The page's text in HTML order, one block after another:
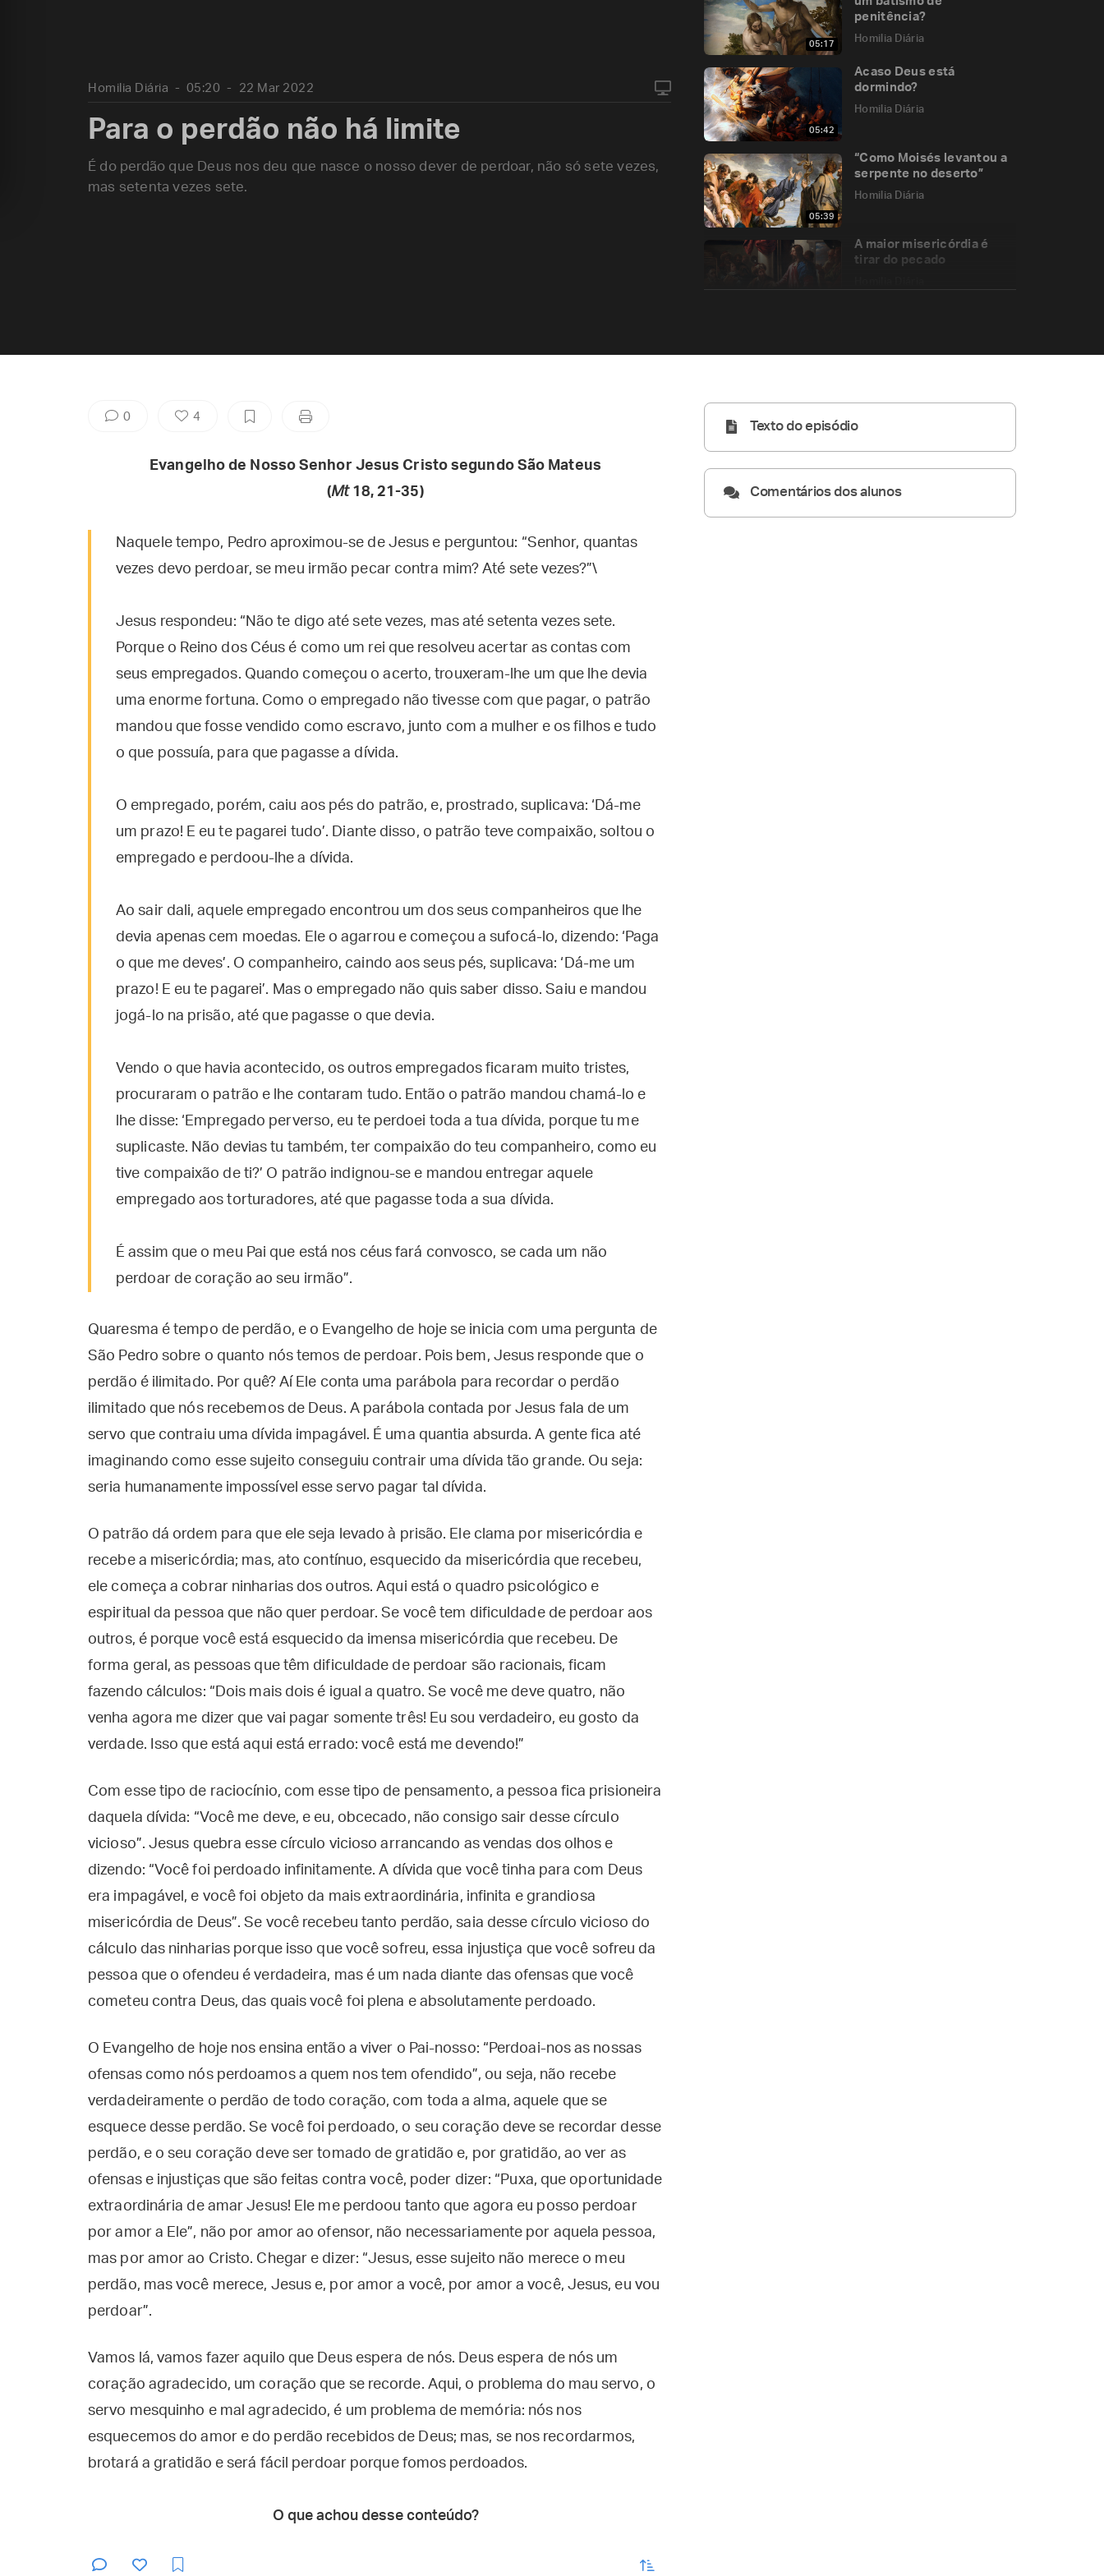
05:17
penitência?
Homilia Diária
05:42
Acaso Deus está
dormindo?
Homilia Diária
05:39
“Como Moisés levantou a
serpente no deserto”
Homilia Diária
A maior misericórdia é
tirar do pecado
Homilia Diária 05:20 22 Mar 2022
Para o perdão não há limite
É do perdão que Deus nos deu que nasce o nosso dever de perdoar, não só sete vezes,
mas setenta vezes sete.
0 4
Evangelho de Nosso Senhor Jesus Cristo segundo São Mateus
(Mt18, 21-35)
Naquele tempo, Pedro aproximou-se de Jesus e perguntou: “Senhor, quantas
vezes devo perdoar, se meu irmão pecar contra mim? Até sete vezes?”\
Jesus respondeu: “Não te digo até sete vezes, mas até setenta vezes sete.
Porque o Reino dos Céus é como um rei que resolveu acertar as contas com
seus empregados. Quando começou o acerto, trouxeram-lhe um que lhe devia
uma enorme fortuna. Como o empregado não tivesse com que pagar, o patrão
mandou que fosse vendido como escravo, junto com a mulher e os filhos e tudo
o que possuía, para que pagasse a dívida.
O empregado, porém, caiu aos pés do patrão, e, prostrado, suplicava: ‘Dá-me
um prazo! E eu te pagarei tudo’. Diante disso, o patrão teve compaixão, soltou o
empregado e perdoou-lhe a dívida.
Ao sair dali, aquele empregado encontrou um dos seus companheiros que lhe
devia apenas cem moedas. Ele o agarrou e começou a sufocá-lo, dizendo: ‘Paga
o que me deves’. O companheiro, caindo aos seus pés, suplicava: ‘Dá-me um
prazo! E eu te pagarei’. Mas o empregado não quis saber disso. Saiu e mandou
jogá-lo na prisão, até que pagasse o que devia.
Vendo o que havia acontecido, os outros empregados ficaram muito tristes,
procuraram o patrão e lhe contaram tudo. Então o patrão mandou chamá-lo e
lhe disse: ‘Empregado perverso, eu te perdoei toda a tua dívida, porque tu me
suplicaste. Não devias tu também, ter compaixão do teu companheiro, como eu
tive compaixão de ti?’ O patrão indignou-se e mandou entregar aquele
empregado aos torturadores, até que pagasse toda a sua dívida.
É assim que o meu Pai que está nos céus fará convosco, se cada um não
perdoar de coração ao seu irmão”.
Quaresma é tempo de perdão, e o Evangelho de hoje se inicia com uma pergunta de
São Pedro sobre o quanto nós temos de perdoar. Pois bem, Jesus responde que o
perdão é ilimitado. Por quê? Aí Ele conta uma parábola para recordar o perdão
ilimitado que nós recebemos de Deus. A parábola contada por Jesus fala de um
servo que contraiu uma dívida impagável. É uma quantia absurda. A gente fica até
imaginando como esse sujeito conseguiu contrair uma dívida tão grande. Ou seja:
seria humanamente impossível esse servo pagar tal dívida.
O patrão dá ordem para que ele seja levado à prisão. Ele clama por misericórdia e
recebe a misericórdia; mas, ato contínuo, esquecido da misericórdia que recebeu,
ele começa a cobrar ninharias dos outros. Aqui está o quadro psicológico e
espiritual da pessoa que não quer perdoar. Se você tem dificuldade de perdoar aos
outros, é porque você está esquecido da imensa misericórdia que recebeu. De
forma geral, as pessoas que têm dificuldade de perdoar são racionais, ficam
fazendo cálculos: “Dois mais dois é igual a quatro. Se você me deve quatro, não
venha agora me dizer que vai pagar somente três! Eu sou verdadeiro, eu gosto da
verdade. Isso que está aqui está errado: você está me devendo!”
Com esse tipo de raciocínio, com esse tipo de pensamento, a pessoa fica prisioneira
daquela dívida: “Você me deve, e eu, obcecado, não consigo sair desse círculo
vicioso”. Jesus quebra esse círculo vicioso arrancando as vendas dos olhos e
dizendo: “Você foi perdoado infinitamente. A dívida que você tinha para com Deus
era impagável, e você foi objeto da mais extraordinária, infinita e grandiosa
misericórdia de Deus”. Se você recebeu tanto perdão, saia desse círculo vicioso do
cálculo das ninharias porque isso que você sofreu, essa injustiça que você sofreu da
pessoa que o ofendeu é verdadeira, mas é um nada diante das ofensas que você
cometeu contra Deus, das quais você foi plena e absolutamente perdoado.
O Evangelho de hoje nos ensina então a viver o Pai-nosso: “Perdoai-nos as nossas
ofensas como nós perdoamos a quem nos tem ofendido”, ou seja, não recebe
verdadeiramente o perdão de todo coração, com toda a alma, aquele que se
esquece desse perdão. Se você foi perdoado, o seu coração deve se recordar desse
perdão, e o seu coração deve ser tomado de gratidão e, por gratidão, ao ver as
ofensas e injustiças que são feitas contra você, poder dizer: “Puxa, que oportunidade
extraordinária de amar Jesus! Ele me perdoou tanto que agora eu posso perdoar
por amor a Ele”, não por amor ao ofensor, não necessariamente por aquela pessoa,
mas por amor ao Cristo. Chegar e dizer: “Jesus, esse sujeito não merece o meu
perdão, mas você merece, Jesus e, por amor a você, por amor a você, Jesus, eu vou
perdoar”.
Vamos lá, vamos fazer aquilo que Deus espera de nós. Deus espera de nós um
coração agradecido, um coração que se recorde. Aqui, o problema do mau servo, o
servo mesquinho e mal agradecido, é um problema de memória: nós nos
esquecemos do amor e do perdão recebidos de Deus; mas, se nos recordarmos,
brotará a gratidão e será fácil perdoar porque fomos perdoados.
O que achou desse conteúdo?
enviar
Texto do episódio
Comentários dos alunos